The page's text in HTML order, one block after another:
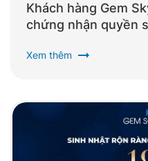
Khách hàng Gem
chứng nhận quyền
Xem thêm arrow_right_alt